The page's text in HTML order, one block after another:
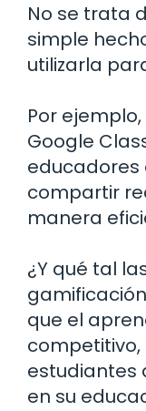
No se trata
simple
utilizarla
Por
Google
educadores
compartir
manera
¿Y qué tal
que el
estudiantes
en su